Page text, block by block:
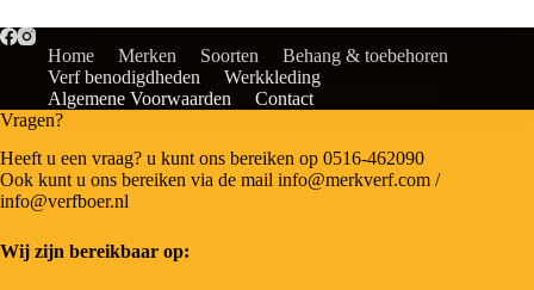
Home Merken Soorten
Behang & toebehoren
Verf benodigdheden
Werkkleding
Algemene Voorwaarden
Contact
Vragen?
Heeft u een vraag? u kunt ons bereiken op 0516-462090
Ook kunt u ons bereiken via de mail info@merkverf.com /
info@verfboer.nl
Wij zijn bereikbaar op: